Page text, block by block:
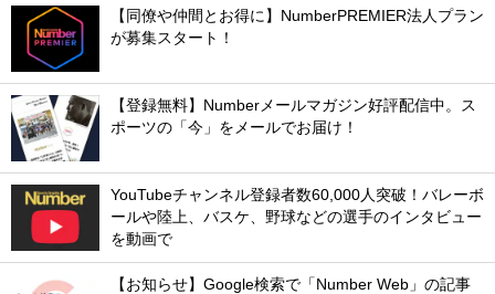
【同僚や仲間とお得に】NumberPREMIER法人プラン
が募集スタート！
【登録無料】Numberメールマガジン好評配信中。ス
ポーツの「今」をメールでお届け！
YouTubeチャンネル登録者数60,000人突破！バレーボ
ールや陸上、バスケ、野球などの選手のインタビュー
を動画で
【お知らせ】Google検索で「Number Web」の記事